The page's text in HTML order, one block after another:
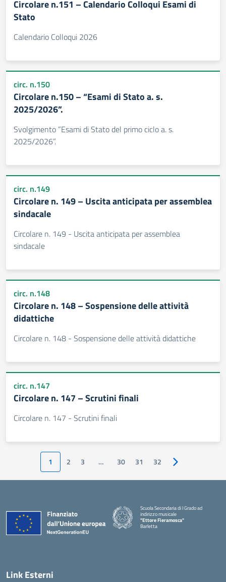
Circolare n.151 – Calendario Colloqui Esami di
Stato
Calendario Colloqui 2026
circ. n.150
Circolare n.150 – “Esami di Stato a. s.
2025/2026”.
Svolgimento “Esami di Stato del primo ciclo a. s.
2025/2026”.
circ. n.149
Circolare n. 149 – Uscita anticipata per assemblea
sindacale
Circolare n. 149 - Uscita anticipata per assemblea
sindacale
circ. n.148
Circolare n. 148 – Sospensione delle attività
didattiche
Circolare n. 148 - Sospensione delle attività didattiche
circ. n.147
Circolare n. 147 – Scrutini finali
Circolare n. 147 - Scrutini finali
1 2 3 … 30 31 32 Pagina
Scuola Secondaria di I Grado ad
indirizzo musicale
"Ettore Fieramosca"
Barletta
Link Esterni